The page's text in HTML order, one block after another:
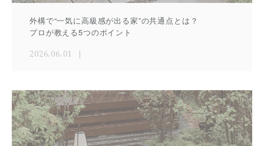
外構で“一気に高級感が出る家”の共通点とは？
プロが教える5つのポイント
2026.06.01